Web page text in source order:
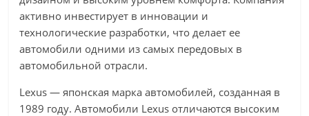
активно инвестирует в инновации и
технологические разработки, что делает ее
автомобили одними из самых передовых в
автомобильной отрасли.
Lexus — японская марка автомобилей, созданная в
1989 году. Автомобили Lexus отличаются высоким